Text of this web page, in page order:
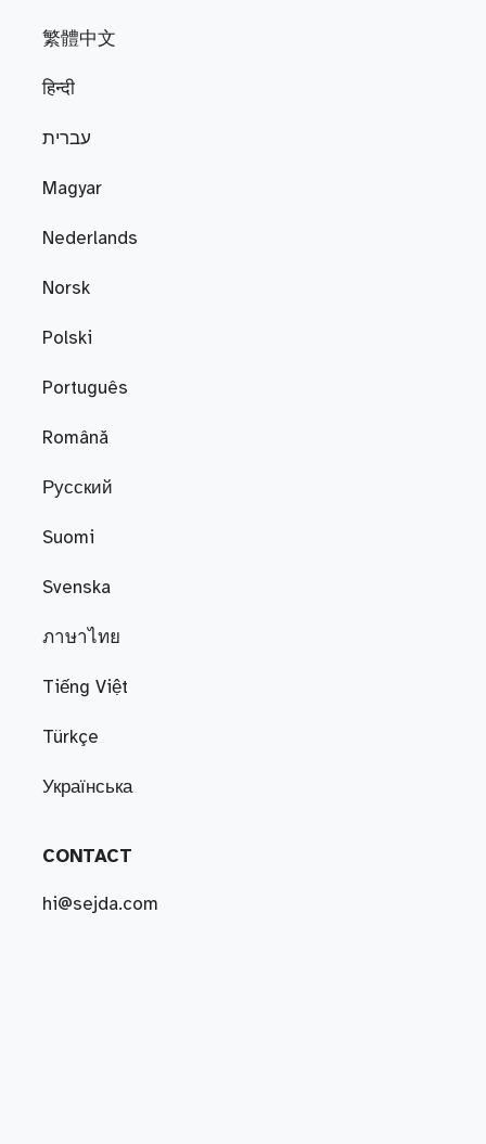
繁體中文
हिन्दी
עברית
Magyar
Nederlands
Norsk
Polski
Português
Română
Русский
Suomi
Svenska
ภาษาไทย
Tiếng Việt
Türkçe
Українська
CONTACT
hi@sejda.com